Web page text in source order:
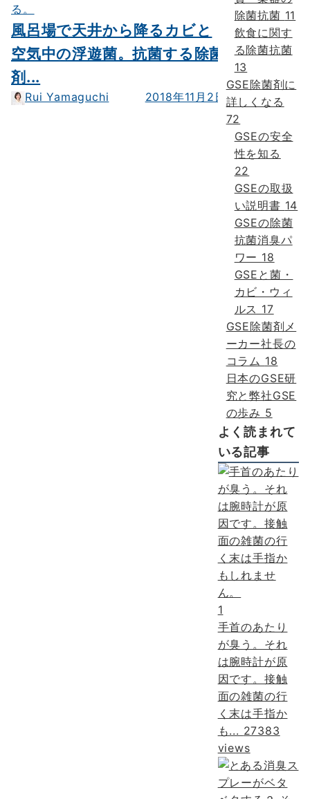
風呂場で天井から降るカビと
空気中の浮遊菌。抗菌する除菌
剤...
2018年11月2日
Rui Yamaguchi
除菌抗菌 11
飲食に関す
る除菌抗菌
13
GSE除菌剤に
詳しくなる
72
GSEの安全
性を知る
22
GSEの取扱
い説明書 14
GSEの除菌
抗菌消臭パ
ワー 18
GSEと菌・
カビ・ウィ
ルス 17
GSE除菌剤メ
ーカー社長の
コラム 18
日本のGSE研
究と弊社GSE
の歩み 5
よく読まれて
いる記事
1
手首のあたり
が臭う。それ
は腕時計が原
因です。接触
面の雑菌の行
く末は手指か
も... 27383
views